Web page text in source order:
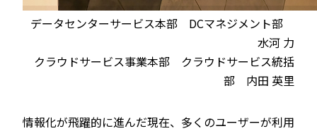
データセンターサービス本部 DCマネジメント部
水河 力
クラウドサービス事業本部 クラウドサービス統括
部 内田 英里
情報化が飛躍的に進んだ現在、多くのユーザーが利用